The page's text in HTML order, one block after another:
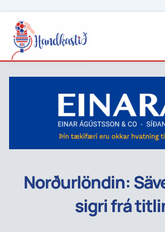
Norðurlöndin:
sigri frá